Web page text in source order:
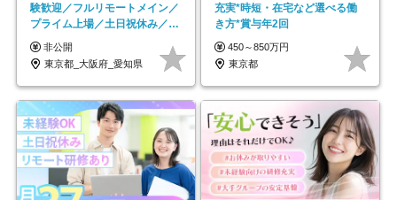
験歓迎／フルリモートメイン／
プライム上場／土日祝休み／東
京・大阪・名古屋
非公開
東京都_大阪府_愛知県
充実*時短・在宅など選べる働
き方*賞与年2回
450～850万円
東京都